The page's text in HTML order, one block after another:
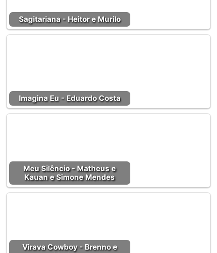
Sagitariana - Heitor e Murilo
Imagina Eu - Eduardo Costa
Meu Silêncio - Matheus e
Kauan e Simone Mendes
Virava Cowboy - Brenno e